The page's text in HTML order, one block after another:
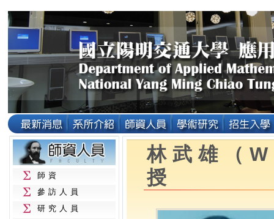
師資
參訪人員
研究人員
林武雄（
授